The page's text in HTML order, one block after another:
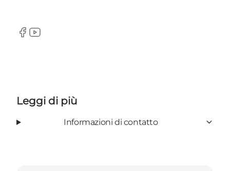
Facebook
Youtube
Leggi di più
Informazioni di contatto